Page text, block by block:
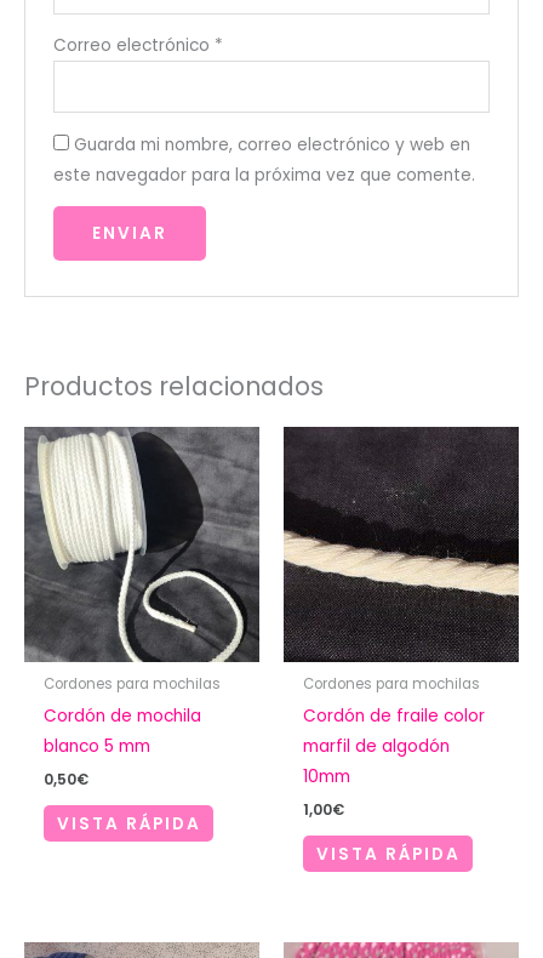
Correo electrónico *
Guarda mi nombre, correo electrónico y web en
este navegador para la próxima vez que comente.
Productos relacionados
Cordones para mochilas
Cordón de mochila
blanco 5 mm
0,50€
VISTA RÁPIDA
Cordones para mochilas
Cordón de fraile color
marfil de algodón
10mm
1,00€
VISTA RÁPIDA